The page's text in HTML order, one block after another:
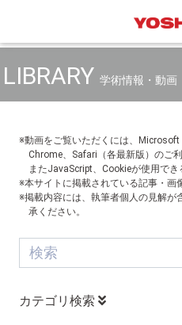
LIBRARY 学術情報・動画
※動画をご覧いただくには、
Chrome、Safari（各最新版）のご
またJavaScript、Cookieが使用でき
※本サイトに掲載されている記事・画
※掲載内容には、執筆者個人の見解が
承ください。
カテゴリ検索